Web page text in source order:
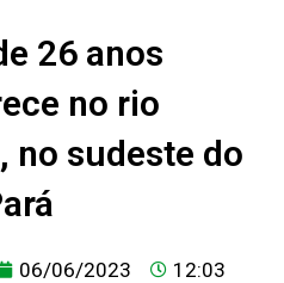
26 anos
no rio
no sudeste do
06/06/2023 12:03